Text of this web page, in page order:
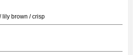
lily brown / crisp